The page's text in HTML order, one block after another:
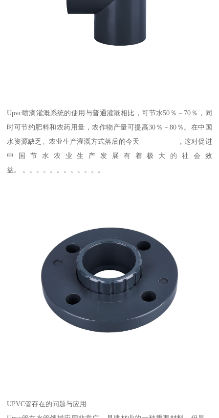
Upvc喷滴灌溉系统的使用与普通灌溉相比，可节水50％－70％，同
时可节约肥料和农药用量，农作物产量可提高30％－80％。在中国
水资源缺乏、农业生产灌溉方式落后的今天 ，这对促进
中国节水农业生产发展有着极大的社会效
益。 。。。。。。。。。。。。
UPVC管存在的问题与应用